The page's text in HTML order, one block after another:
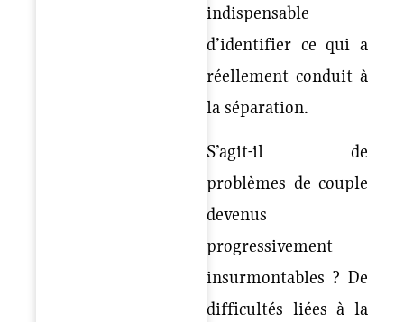
indispensable
d’identifier ce qui a
réellement conduit à
la séparation.
S’agit-il de
problèmes de couple
devenus
progressivement
insurmontables ? De
difficultés liées à la